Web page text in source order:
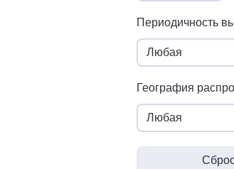
Периодичность
Любая
География
Любая